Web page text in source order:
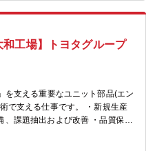
和工場】トヨタグループ
を支える重要なユニット部品(エン
る仕事です。 ・新規生産
、課題抽出および改善 ・品質保証
理、安全衛生など部署横断的な改